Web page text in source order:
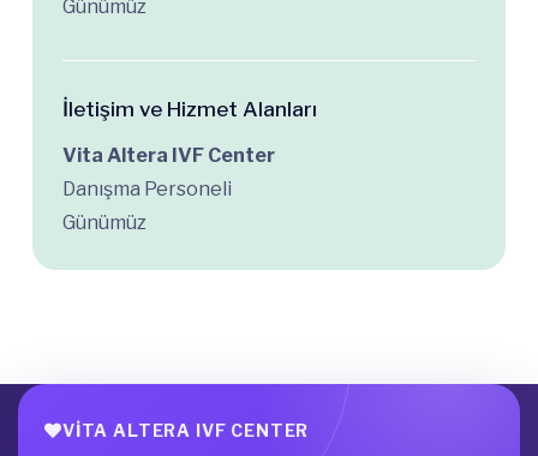
Günümüz
İletişim ve Hizmet Alanları
Vita Altera IVF Center
Danışma Personeli
Günümüz
VITA ALTERA IVF CENTER